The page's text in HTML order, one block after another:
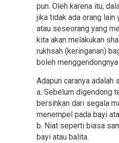
pun. Oleh karena itu,
jika tidak ada orang lain
atau seseorang yang
kita akan melakukan
rukhsah (keringanan)
boleh
Adapun caranya adalah
a. Sebelum digendong
bersihkan dari segala
menempel pada bayi
b. Niat seperti biasa
bayi atau balita.